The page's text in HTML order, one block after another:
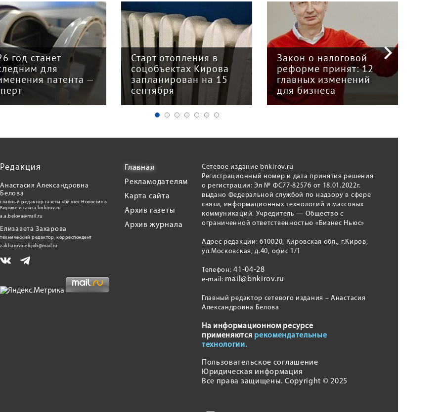
отопления в
Кирова
на 15
Закон о налоговой
реформе принят: 12
главных изменений
для бизнеса
«Кризис в кузове»:
интервью с
председателем Союза
грузоперевозчиков
«Вятка» Юрием
Куншиным
Редакция
Анастасия Александровна
Белова
главный редактор газеты «Бизнес Новости» в
Кирове и сайта bnkirov.ru
a.a.belova@mail.ru
Елизавета Захарова
технический редактор, корреспондент
zakharova.eli.job@mail.ru
Главная
Рекламодателям
Карта сайта
Архив газеты
Архив журнала
Сетевое издание bnkirov.ru
Регистрационный номер и дата принятия решения
о регистрации: Эл № ФС77-82576 от 18.01.2022г.
выдано Федеральной службой по надзору в сфере
связи, информационных технологий и массовых
коммуникаций. Учредитель — Общество с
ограниченной ответственностью «Бизнес Ньюс»
Адрес редакции: 610020, Кировская обл., г.Киров,
ул.Московская, д.40, офис 1/1
Телефон:41-04-28
e-mail: mail@bnkirov.ru
Главный редактор сетевого издания – Анастасия
Александровна Белова
На информационном ресурсе
применяются рекомендательные
технологии.
Пользовательское соглашение
Юридическая информация
Все права защищены. Copyright © 2025